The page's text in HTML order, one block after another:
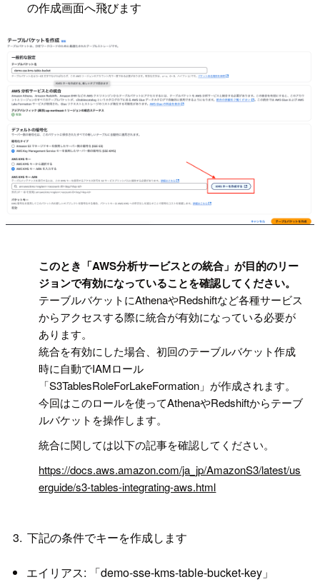
の作成画面へ飛びます
このとき「AWS分析サービスとの統合」が目的のリー
ジョンで有効になっていることを確認してください。
テーブルバケットにAthenaやRedshiftなど各種サービス
からアクセスする際に統合が有効になっている必要が
あります。
統合を有効にした場合、初回のテーブルバケット作成
時に自動でIAMロール
「S3TablesRoleForLakeFormation」が作成されます。
今回はこのロールを使ってAthenaやRedshiftからテーブ
ルバケットを操作します。
統合に関しては以下の記事を確認してください。
https://docs.aws.amazon.com/ja_jp/AmazonS3/latest/us
erguide/s3-tables-integrating-aws.html
下記の条件でキーを作成します
エイリアス: 「demo-sse-kms-table-bucket-key」